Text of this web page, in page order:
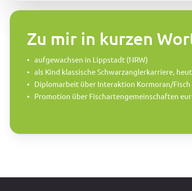
Zu mir in kurzen
aufgewachsen in Lippstadt (NRW)
als Kind klassische Schwarzanglerkarriere,
Diplomarbeit über Interaktion Kormoran/
Promotion über Fischartengemeinschaften